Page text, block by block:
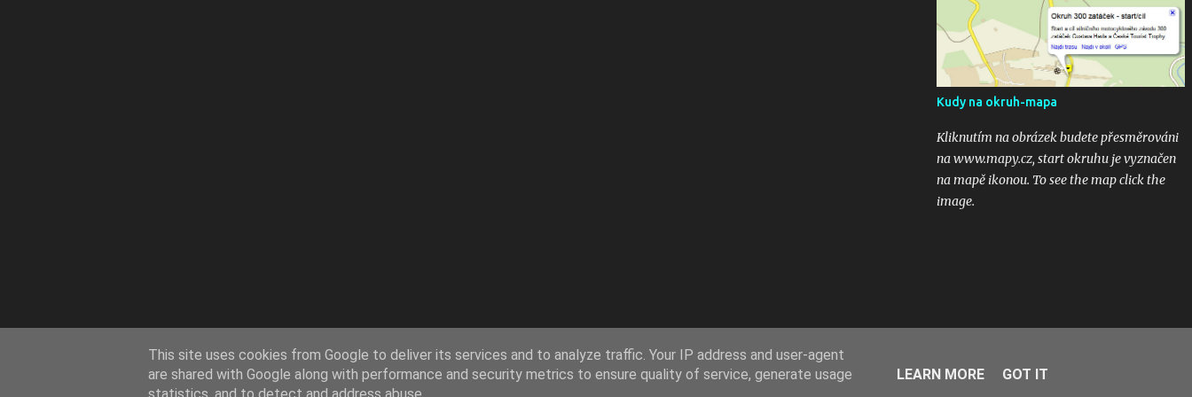
kubaturách. Máte fotky, videa ? Pošlete mi
odkaz na email 300zatacek@gmail.com a
podělte se s ostatními, budou uveřejněny na
těchto stránkých. Dík. A jak se líbily Zatáčky
vám? Pište do komentářů...
Kudy na okruh-mapa
Kliknutím na obrázek budete přesměrováni
na www.mapy.cz, start okruhu je vyznačen
na mapě ikonou. To see the map click the
image.
This site uses cookies from Google to deliver its services and to analyze traffic. Your IP address and user-agent
are shared with Google along with performance and security metrics to ensure quality of service, generate usage
LEARN MORE GOT IT